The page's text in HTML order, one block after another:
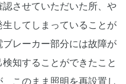
させていただいた所、や
してしまっていることが
レーカー部分には故障が
知することができたこと
このまま照明を再設置し